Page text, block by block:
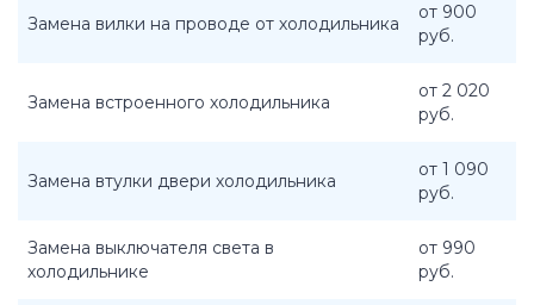
Замена вилки на проводе от холодильника
от 900
руб.
Замена встроенного холодильника
от 2 020
руб.
Замена втулки двери холодильника
от 1 090
руб.
Замена выключателя света в
холодильнике
от 990
руб.